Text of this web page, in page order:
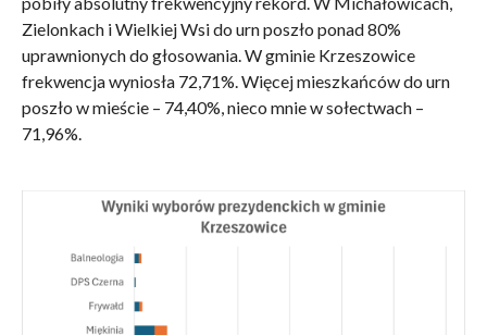
Zielonkach i Wielkiej Wsi do urn poszło ponad 80%
uprawnionych do głosowania. W gminie Krzeszowice
frekwencja wyniosła 72,71%. Więcej mieszkańców do urn
poszło w mieście – 74,40%, nieco mnie w sołectwach –
71,96%.